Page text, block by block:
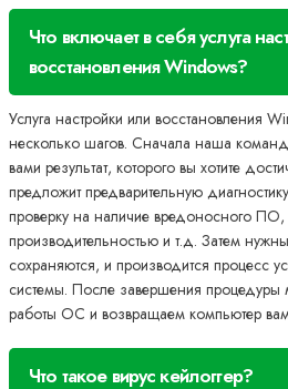
Что включает в себя услуга
восстановления Windows?
Услуга настройки или восстановления
несколько шагов. Сначала наша
вами результат, которого вы хотите
предложит предварительную
проверку на наличие вредоносного
производительностью и т.д. Затем
сохраняются, и производится процесс
системы. После завершения процедуры
работы ОС и возвращаем компьютер
Что такое вирус кейлоггер?